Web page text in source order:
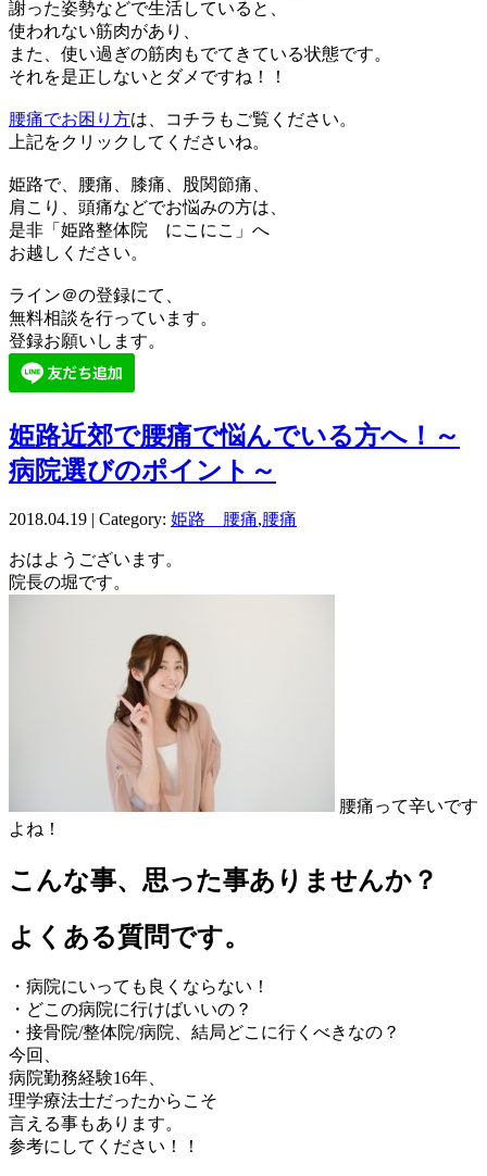
謝った姿勢などで生活していると、
使われない筋肉があり、
また、使い過ぎの筋肉もでてきている状態です。
それを是正しないとダメですね！！
腰痛でお困り方は、コチラもご覧ください。
上記をクリックしてくださいね。
姫路で、腰痛、膝痛、股関節痛、
肩こり、頭痛などでお悩みの方は、
是非「姫路整体院 にこにこ」へ
お越しください。
ライン＠の登録にて、
無料相談を行っています。
登録お願いします。
姫路近郊で腰痛で悩んでいる方へ！～
病院選びのポイント～
2018.04.19 | Category: 姫路 腰痛,腰痛
おはようございます。
院長の堀です。
腰痛って辛いです
よね！
こんな事、思った事ありませんか？
よくある質問です。
・病院にいっても良くならない！
・どこの病院に行けばいいの？
・接骨院/整体院/病院、結局どこに行くべきなの？
今回、
病院勤務経験16年、
理学療法士だったからこそ
言える事もあります。
参考にしてください！！